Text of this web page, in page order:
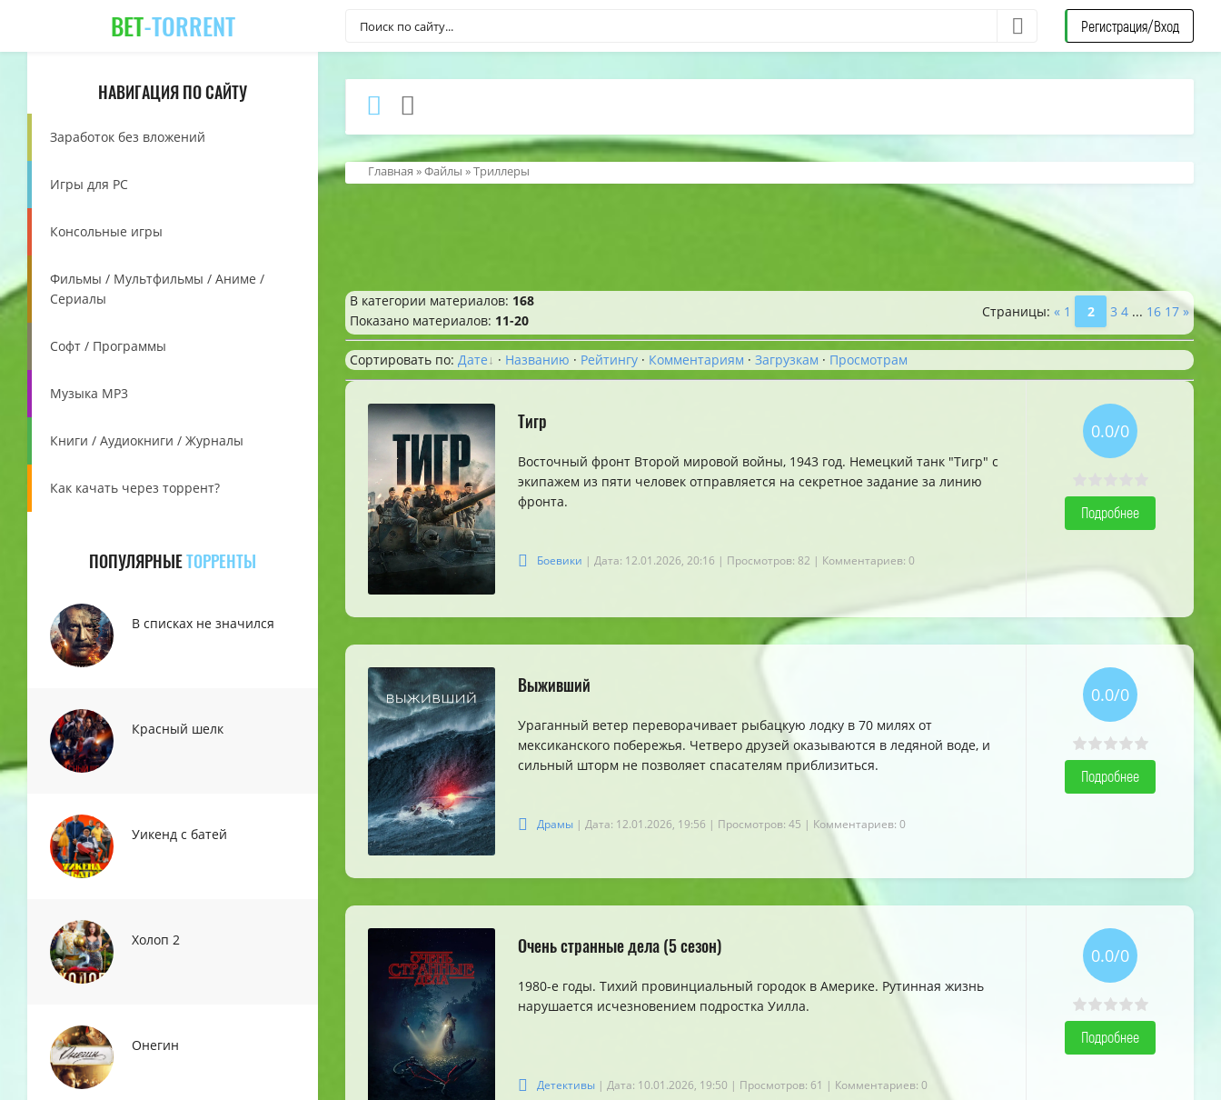
BET-TORRENT Регистрация/Вход
НАВИГАЦИЯ ПО САЙТУ
Заработок без вложений
Игры для PC
Консольные игры
Фильмы / Мультфильмы / Аниме /
Сериалы
Софт / Программы
Музыка MP3
Книги / Аудиокниги / Журналы
Как качать через торрент?
ПОПУЛЯРНЫЕТОРРЕНТЫ
В списках не значился
Красный шелк
Уикенд с батей
Холоп 2
Онегин
Главная »Файлы » Триллеры
В категории материалов: 168
Показано материалов: 11-20
Страницы: « 1 2 3 4 ... 16 17 »
Сортировать по: Дате · Названию · Рейтингу · Комментариям · Загрузкам · Просмотрам
Тигр
Восточный фронт Второй мировой войны, 1943 год. Немецкий танк "Тигр" с
экипажем из пяти человек отправляется на секретное задание за линию
фронта.
Боевики | Дата: 12.01.2026, 20:16 | Просмотров: 82 | Комментариев: 0
0.0/0
Подробнее
Выживший
Ураганный ветер переворачивает рыбацкую лодку в 70 милях от
мексиканского побережья. Четверо друзей оказываются в ледяной воде, и
сильный шторм не позволяет спасателям приблизиться.
Драмы | Дата: 12.01.2026, 19:56 | Просмотров: 45 | Комментариев: 0
0.0/0
Подробнее
Очень странные дела (5 сезон)
1980-е годы. Тихий провинциальный городок в Америке. Рутинная жизнь
нарушается исчезновением подростка Уилла.
Детективы | Дата: 10.01.2026, 19:50 | Просмотров: 61 | Комментариев: 0
0.0/0
Подробнее